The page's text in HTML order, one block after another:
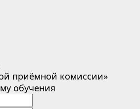
приёмной комиссии»
обучения